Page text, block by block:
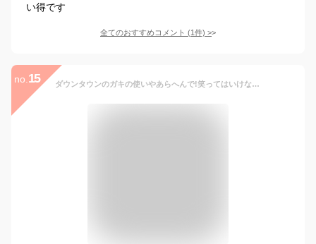
い得です
全てのおすすめコメント (1件) >
no. 15 ダウンタウンのガキの使いやあらへんで!笑ってはいけない浜田コレクションPart2[ノーマル4種セット(フルコンプ)] ガチャガチャ カプセルトイ